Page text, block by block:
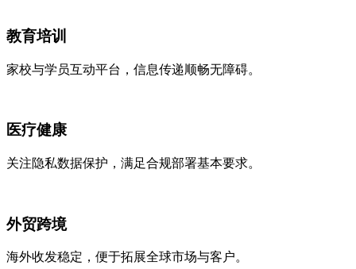
教育培训
家校与学员互动平台，信息传递顺畅无障碍。
医疗健康
关注隐私数据保护，满足合规部署基本要求。
外贸跨境
海外收发稳定，便于拓展全球市场与客户。